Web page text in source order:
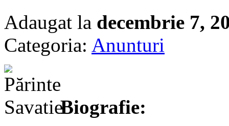
Adaugat la decembrie 7,
Categoria: Anunturi
Biografie: